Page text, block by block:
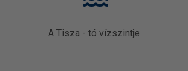
A Tisza - tó vízszintje